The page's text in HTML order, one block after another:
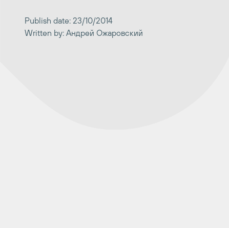
Publish date: 23/10/2014
Written by: Андрей Ожаровский